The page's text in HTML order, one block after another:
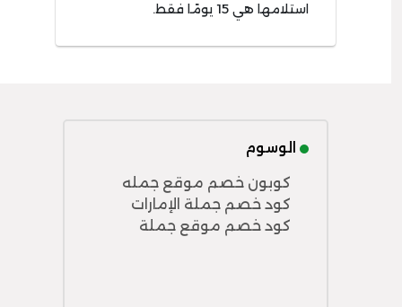
استلامها هي 15 يومًا فقط.
الوسوم
كوبون خصم موقع جمله
كود خصم جملة الإمارات
كود خصم موقع جملة